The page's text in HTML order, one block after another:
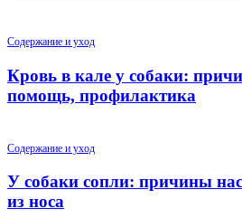
Содержание и уход
Кровь в кале у собаки:
помощь, профилактика
Содержание и уход
У собаки сопли: причины
из носа